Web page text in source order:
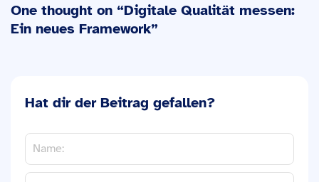
One thought on “Digitale Qualität messen:
Ein neues Framework”
Hat dir der Beitrag gefallen?